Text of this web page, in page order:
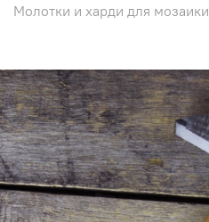
Молотки и харди для мозаики